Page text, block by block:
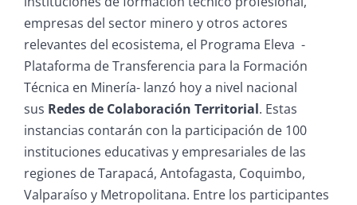
empresas del sector minero y otros actores
relevantes del ecosistema, el Programa Eleva -
Plataforma de Transferencia para la Formación
Técnica en Minería- lanzó hoy a nivel nacional
sus Redes de Colaboración Territorial. Estas
instancias contarán con la participación de 100
instituciones educativas y empresariales de las
regiones de Tarapacá, Antofagasta, Coquimbo,
Valparaíso y Metropolitana. Entre los participantes